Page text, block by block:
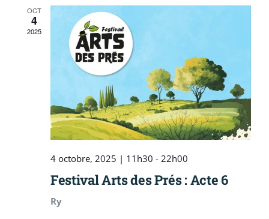
OCT
4
2025
4 octobre, 2025 | 11h30 - 22h00
Festival Arts des Prés : Acte 6
Ry